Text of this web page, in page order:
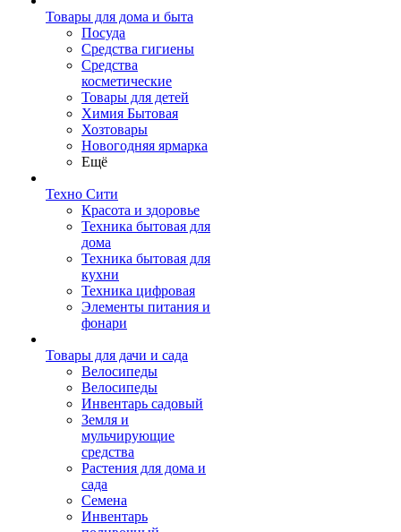
Товары для дома и быта
Посуда
Средства гигиены
Средства
косметические
Товары для детей
Химия Бытовая
Хозтовары
Новогодняя ярмарка
Ещё
Техно Сити
Красота и здоровье
Техника бытовая для
дома
Техника бытовая для
кухни
Техника цифровая
Элементы питания и
фонари
Товары для дачи и сада
Велосипеды
Велосипеды
Инвентарь садовый
Земля и
мульчирующие
средства
Растения для дома и
сада
Семена
Инвентарь